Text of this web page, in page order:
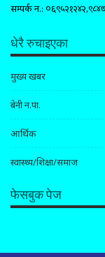
सम्पर्क न.:
धेरै रुचाइएका
मुख्य खबर
बेनी न.पा.
आर्थिक
स्वास्थ्य/शिक्षा/समाज
फेसबुक पेज